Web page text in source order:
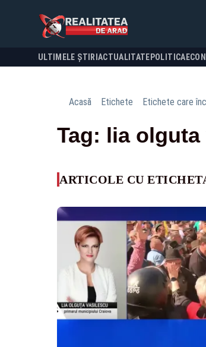
ULTIMELE ȘTIRI ACTUALITATE POLITICA
Acasă Etichete Etichete care
Tag: lia
ARTICOLE CU